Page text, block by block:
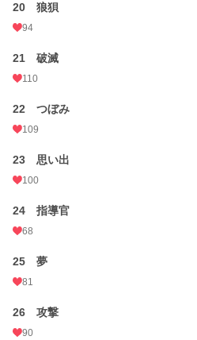
20 狼狽
94
21 破滅
110
22 つぼみ
109
23 思い出
100
24 指導官
68
25 夢
81
26 攻撃
90